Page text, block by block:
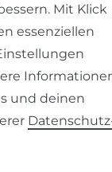
Mit Klick
essenziellen
und deinen